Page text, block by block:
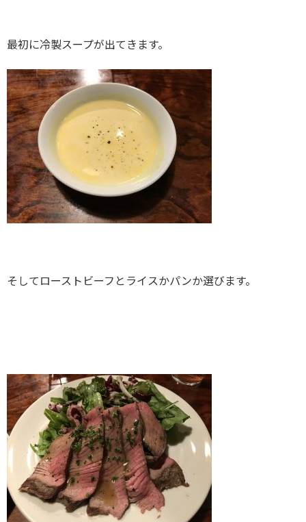
最初に冷製スープが出てきます。
そしてローストビーフとライスかパンか選びます。